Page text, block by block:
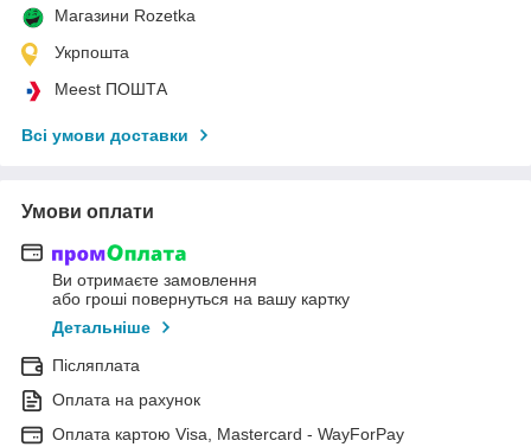
Магазини Rozetka
Укрпошта
Meest ПОШТА
Всі умови доставки
Умови оплати
Ви отримаєте замовлення
або гроші повернуться на вашу картку
Детальніше
Післяплата
Оплата на рахунок
Оплата картою Visa, Mastercard - WayForPay